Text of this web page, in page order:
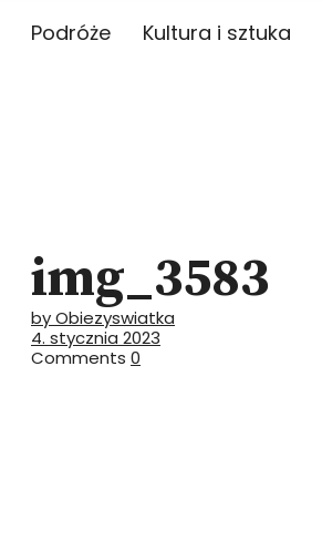
Podróże Kultura i sztuka
img_3583
by Obiezyswiatka
4. stycznia 2023
Comments 0